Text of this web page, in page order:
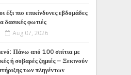
έξι πιο επικίνδυνες εβδομάδες
δασικές φωτιές
Aug 07, 2026
Πάνω από 100 σπίτια με
ή σοβαρές ζημιές – Ξεκινούν
των πληγέντων